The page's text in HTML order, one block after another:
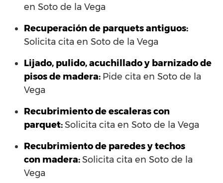
en Soto de la Vega
Recuperación de parquets antiguos:
Solicita cita en Soto de la Vega
Lijado, pulido, acuchillado y barnizado de
pisos de madera: Pide cita en Soto de la
Vega
Recubrimiento de escaleras con
parquet:Solicita cita en Soto de la Vega
Recubrimiento de paredes y techos
con madera:Solicita cita en Soto de la
Vega